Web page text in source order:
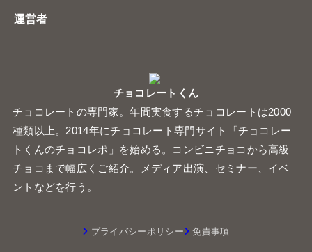
運営者
チョコレートくん
チョコレートの専門家。年間実食するチョコレートは2000
種類以上。2014年にチョコレート専門サイト「チョコレー
トくんのチョコレポ」を始める。コンビニチョコから高級
チョコまで幅広くご紹介。メディア出演、セミナー、イベ
ントなどを行う。
プライバシーポリシー 免責事項